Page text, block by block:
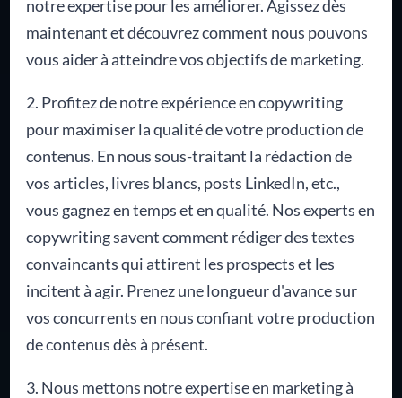
notre expertise pour les améliorer. Agissez dès
maintenant et découvrez comment nous pouvons
vous aider à atteindre vos objectifs de marketing.
2. Profitez de notre expérience en copywriting
pour maximiser la qualité de votre production de
contenus. En nous sous-traitant la rédaction de
vos articles, livres blancs, posts LinkedIn, etc.,
vous gagnez en temps et en qualité. Nos experts en
copywriting savent comment rédiger des textes
convaincants qui attirent les prospects et les
incitent à agir. Prenez une longueur d'avance sur
vos concurrents en nous confiant votre production
de contenus dès à présent.
3. Nous mettons notre expertise en marketing à